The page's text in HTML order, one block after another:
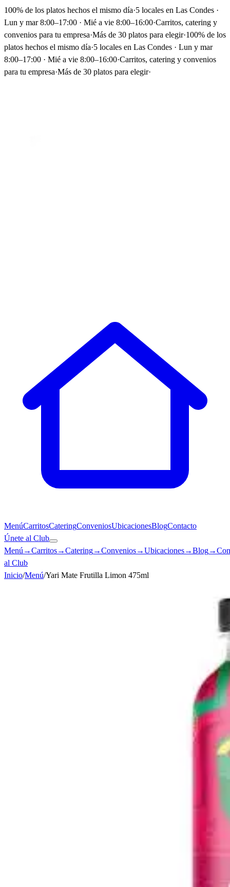
100% de los platos hechos el mismo día·5 locales en Las Condes ·
Lun y mar 8:00–17:00 · Mié a vie 8:00–16:00·Carritos, catering y
convenios para tu empresa·Más de 30 platos para elegir·100% de los
platos hechos el mismo día·5 locales en Las Condes · Lun y mar
8:00–17:00 · Mié a vie 8:00–16:00·Carritos, catering y convenios
para tu empresa·Más de 30 platos para elegir·
MenúCarritosCateringConveniosUbicacionesBlogContacto
Únete al Club
Menú →Carritos→Catering→Convenios→Ubicaciones→Blog→
al Club
Inicio/Menú/Yari Mate Frutilla Limon 475ml